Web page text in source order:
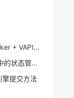
密钥实战
理怎么做
提交方法